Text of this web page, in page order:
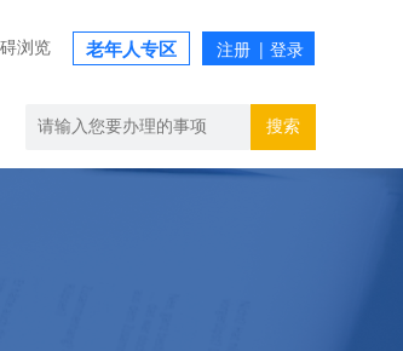
浏览 老年人专区
搜索